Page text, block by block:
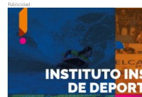
Publicidad